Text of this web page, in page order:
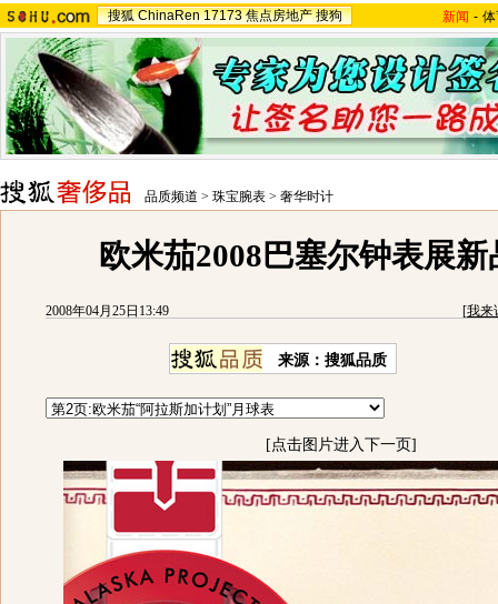
搜狐 ChinaRen 17173 焦点房地产 搜狗 新闻 -
品质频道 > 珠宝腕表 > 奢华时计
欧米茄2008巴塞尔钟表展
2008年04月25日13:49 [我来
来源：搜狐品质
[点击图片进入下一页]